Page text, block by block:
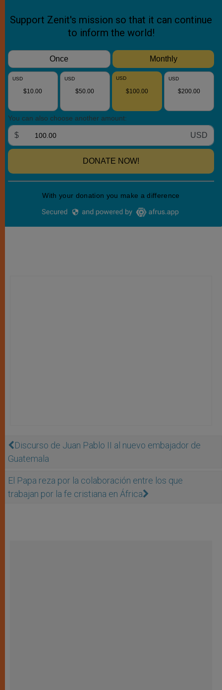
Discurso de Juan Pablo II al nuevo embajador de
Guatemala
El Papa reza por la colaboración entre los que
trabajan por la fe cristiana en África